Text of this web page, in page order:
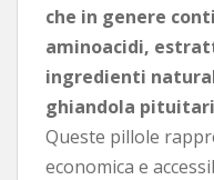
che in genere
aminoacidi,
ingredienti
ghiandola
Queste pillole
economica e